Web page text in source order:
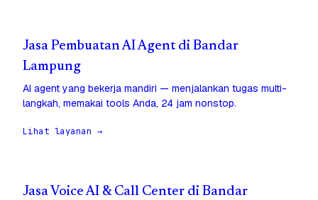
Jasa Pembuatan AI Agent di Bandar
Lampung
AI agent yang bekerja mandiri — menjalankan tugas multi-
langkah, memakai tools Anda, 24 jam nonstop.
Lihat layanan →
Jasa Voice AI & Call Center di Bandar